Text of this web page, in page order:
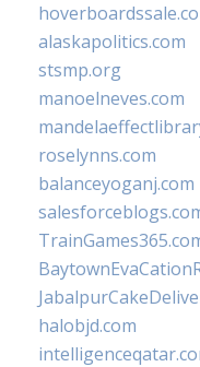
alaskapolitics.com
stsmp.org
manoelneves.com
roselynns.com
balanceyoganj.com
halobjd.com